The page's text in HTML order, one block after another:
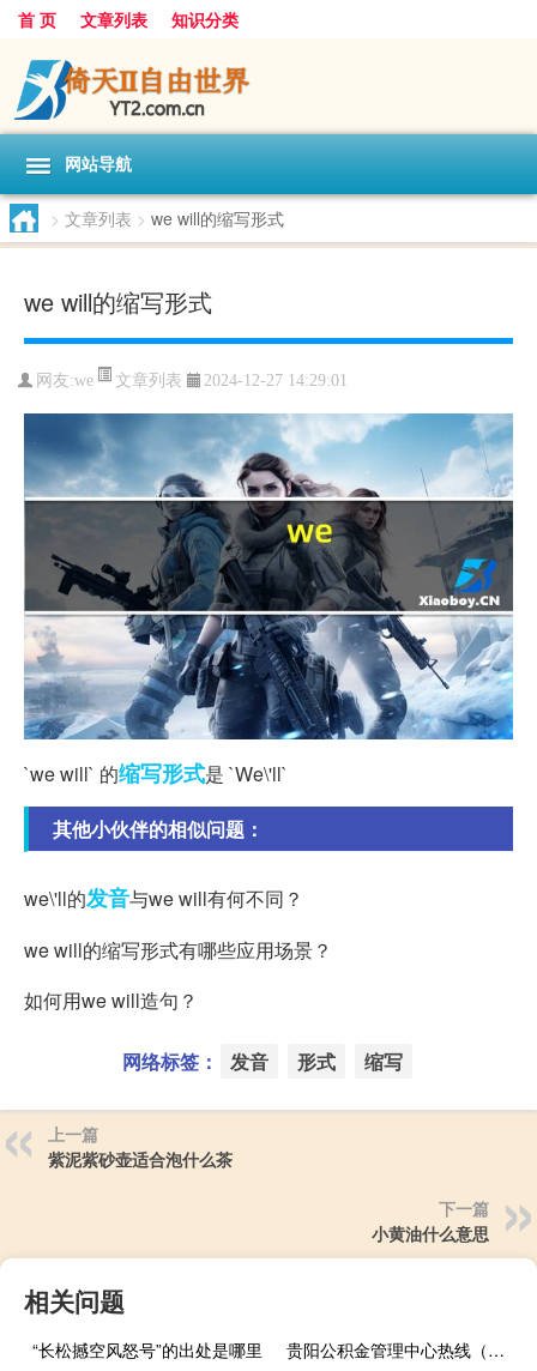
首 页 文章列表 知识分类
网站导航
> 文章列表 > we will的缩写形式
we will的缩写形式
网友:we 文章列表 2024-12-27 14:29:01
`we will` 的缩写形式是 `We\'ll`
其他小伙伴的相似问题：
we\'ll的发音与we will有何不同？
we will的缩写形式有哪些应用场景？
如何用we will造句？
网络标签： 发音 形式 缩写
上一篇
紫泥紫砂壶适合泡什么茶
下一篇
小黄油什么意思
相关问题
“长松撼空风怒号”的出处是哪里
贵阳公积金管理中心热线（贵阳公积金管理中心）